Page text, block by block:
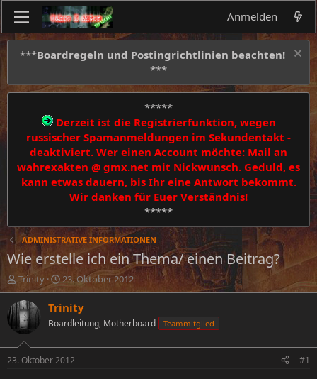
Anmelden
***Boardregeln und Postingrichtlinien beachten!
***
*****
Derzeit ist die Registrierfunktion, wegen
russischer Spamanmeldungen im Sekundentakt -
deaktiviert. Wer einen Account möchte: Mail an
wahrexakten @ gmx.net mit Nickwunsch. Geduld, es
kann etwas dauern, bis Ihr eine Antwort bekommt.
Wir danken für Euer Verständnis!
*****
ADMINISTRATIVE INFORMATIONEN
Wie erstelle ich ein Thema/ einen Beitrag?
E
r
s
t
e
l
e
Trinity
E
r
s
e
l
t
23. Oktober 2012
Trinity
Boardleitung, Motherboard Teammitglied
23. Oktober 2012 #1